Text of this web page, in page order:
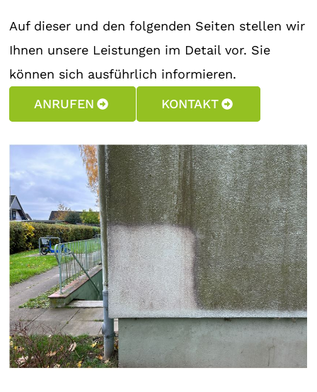
Auf dieser und den folgenden Seiten stellen wir
Ihnen unsere Leistungen im Detail vor. Sie
können sich ausführlich informieren.
ANRUFEN
KONTAKT